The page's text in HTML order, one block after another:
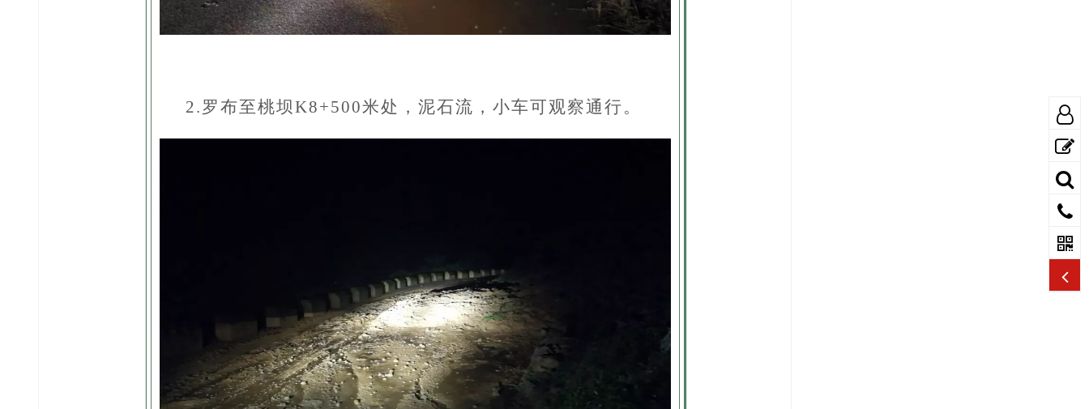
2. 罗布至桃坝K8+500米处， 泥石流， 小车可观察通行。